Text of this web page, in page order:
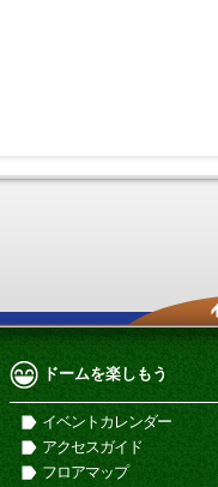
ドームを楽しもう
イベントカレンダー
アクセスガイド
フロアマップ